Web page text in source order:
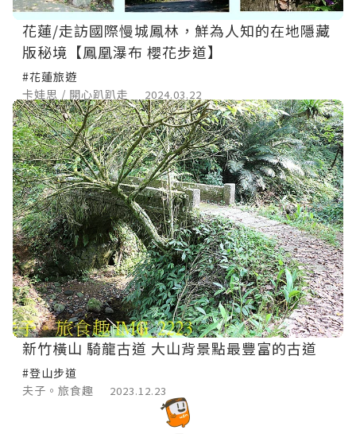
花蓮/走訪國際慢城鳳林，鮮為人知的在地隱藏
版秘境【鳳凰瀑布 櫻花步道】
#花蓮旅遊
卡娃思 / 開心趴趴走
2024.03.22
新竹橫山 騎龍古道 大山背景點最豐富的古道
#登山步道
夫子。旅食趣
2023.12.23